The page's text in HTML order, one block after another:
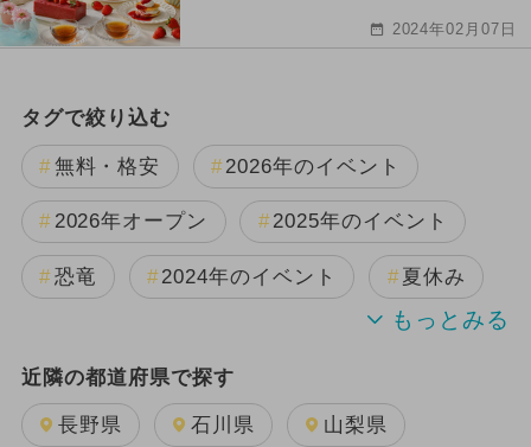
2024年02月07日
タグで絞り込む
無料・格安 2026年のイベント
2026年オープン 2025年のイベント
恐竜 2024年のイベント 夏休み
GW(ゴールデンウィーク)
2025年8月のイベント
近隣の都道府県で探す
長野県 石川県 山梨県